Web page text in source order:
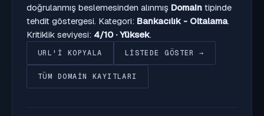
doğrulanmış beslemesinden alınmış Domain tipinde
tehdit göstergesi. Kategori: Bankacılık - Oltalama.
Kritiklik seviyesi: 4/10 · Yüksek.
URL'I KOPYALA LISTEDE GÖSTER →
TÜM DOMAIN KAYITLARI